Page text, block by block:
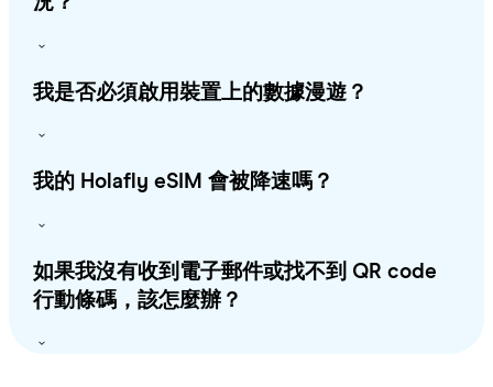
我是否必須啟用裝置上的數據漫遊？
我的 Holafly eSIM 會被降速嗎？
如果我沒有收到電子郵件或找不到 QR code
行動條碼，該怎麼辦？